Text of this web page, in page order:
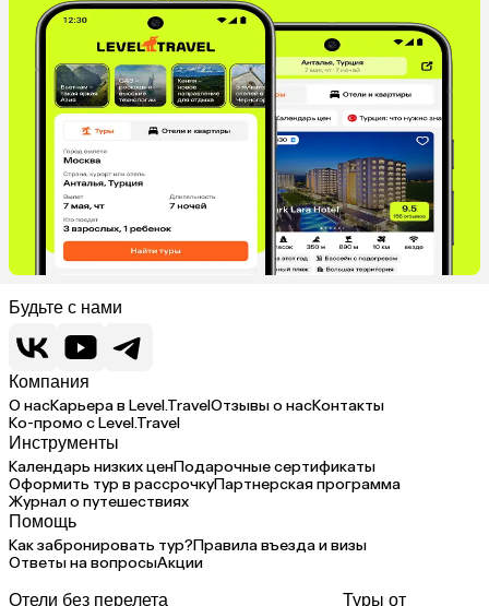
Будьте с нами
Компания
О насКарьера в Level.TravelОтзывы о насКонтакты
Ко-промо с Level.Travel
Инструменты
Календарь низких ценПодарочные сертификаты
Оформить тур в рассрочкуПартнерская программа
Журнал о путешествиях
Помощь
Как забронировать тур?Правила въезда и визы
Ответы на вопросыАкции
Отели без перелета
Туры от